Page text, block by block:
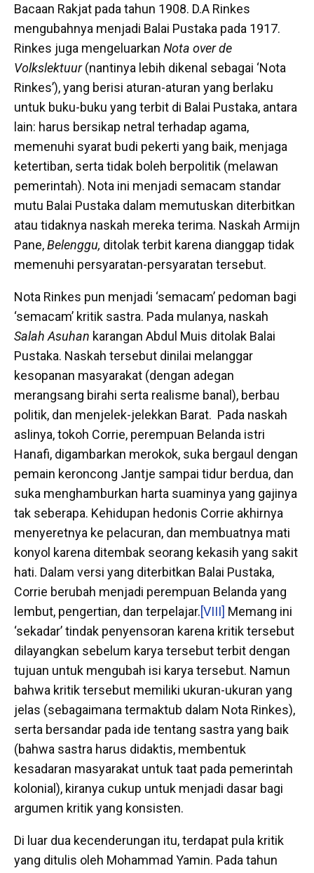
Bacaan Rakjat pada tahun 1908. D.A Rinkes
mengubahnya menjadi Balai Pustaka pada 1917.
Rinkes juga mengeluarkan Nota over de
Volkslektuur(nantinya lebih dikenal sebagai ‘Nota
Rinkes’), yang berisi aturan-aturan yang berlaku
untuk buku-buku yang terbit di Balai Pustaka, antara
lain: harus bersikap netral terhadap agama,
memenuhi syarat budi pekerti yang baik, menjaga
ketertiban, serta tidak boleh berpolitik (melawan
pemerintah). Nota ini menjadi semacam standar
mutu Balai Pustaka dalam memutuskan diterbitkan
atau tidaknya naskah mereka terima. Naskah Armijn
Pane,Belenggu, ditolak terbit karena dianggap tidak
memenuhi persyaratan-persyaratan tersebut.
Nota Rinkes pun menjadi ‘semacam’ pedoman bagi
‘semacam’ kritik sastra. Pada mulanya, naskah
Salah Asuhan karangan Abdul Muis ditolak Balai
Pustaka. Naskah tersebut dinilai melanggar
kesopanan masyarakat (dengan adegan
merangsang birahi serta realisme banal), berbau
politik, dan menjelek-jelekkan Barat. Pada naskah
aslinya, tokoh Corrie, perempuan Belanda istri
Hanafi, digambarkan merokok, suka bergaul dengan
pemain keroncong Jantje sampai tidur berdua, dan
suka menghamburkan harta suaminya yang gajinya
tak seberapa. Kehidupan hedonis Corrie akhirnya
menyeretnya ke pelacuran, dan membuatnya mati
konyol karena ditembak seorang kekasih yang sakit
hati. Dalam versi yang diterbitkan Balai Pustaka,
Corrie berubah menjadi perempuan Belanda yang
lembut, pengertian, dan terpelajar.[VIII] Memang ini
‘sekadar’ tindak penyensoran karena kritik tersebut
dilayangkan sebelum karya tersebut terbit dengan
tujuan untuk mengubah isi karya tersebut. Namun
bahwa kritik tersebut memiliki ukuran-ukuran yang
jelas (sebagaimana termaktub dalam Nota Rinkes),
serta bersandar pada ide tentang sastra yang baik
(bahwa sastra harus didaktis, membentuk
kesadaran masyarakat untuk taat pada pemerintah
kolonial), kiranya cukup untuk menjadi dasar bagi
argumen kritik yang konsisten.
Di luar dua kecenderungan itu, terdapat pula kritik
yang ditulis oleh Mohammad Yamin. Pada tahun